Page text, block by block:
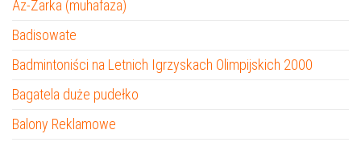
Az-Zarka (muhafaza)
Badisowate
Badmintoniści na Letnich Igrzyskach Olimpijskich 2000
Bagatela duże pudełko
Balony Reklamowe